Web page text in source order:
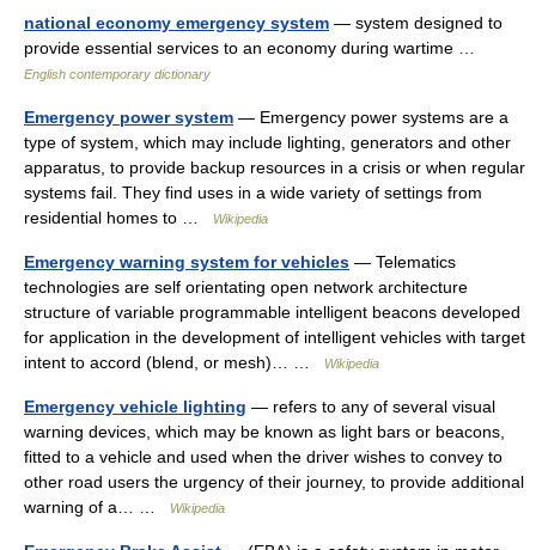
national economy emergency system — system designed to
provide essential services to an economy during wartime …
English contemporary dictionary
Emergency power system — Emergency power systems are a
type of system, which may include lighting, generators and other
apparatus, to provide backup resources in a crisis or when regular
systems fail. They find uses in a wide variety of settings from
residential homes to …
Wikipedia
Emergency warning system for vehicles — Telematics
technologies are self orientating open network architecture
structure of variable programmable intelligent beacons developed
for application in the development of intelligent vehicles with target
intent to accord (blend, or mesh)… …
Wikipedia
Emergency vehicle lighting — refers to any of several visual
warning devices, which may be known as light bars or beacons,
fitted to a vehicle and used when the driver wishes to convey to
other road users the urgency of their journey, to provide additional
warning of a… …
Wikipedia